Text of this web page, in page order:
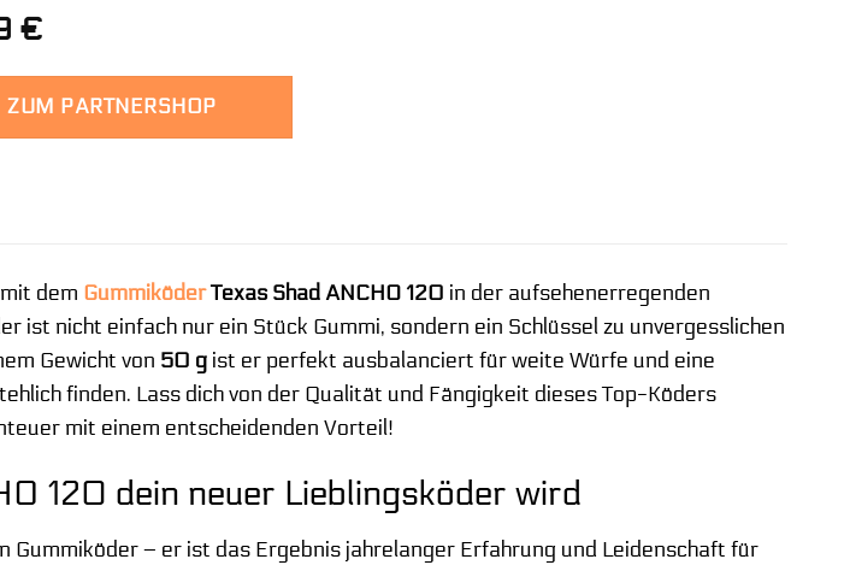
€
ZUM PARTNERSHOP
dem GummiköderTexas Shad ANCHO 120 in der aufsehenerregenden
ist nicht einfach nur ein Stück Gummi, sondern ein Schlüssel zu unvergesslichen
Gewicht von 50 gist er perfekt ausbalanciert für weite Würfe und eine
finden. Lass dich von der Qualität und Fängigkeit dieses Top-Köders
mit einem entscheidenden Vorteil!
120 dein neuer Lieblingsköder wird
Gummiköder – er ist das Ergebnis jahrelanger Erfahrung und Leidenschaft für